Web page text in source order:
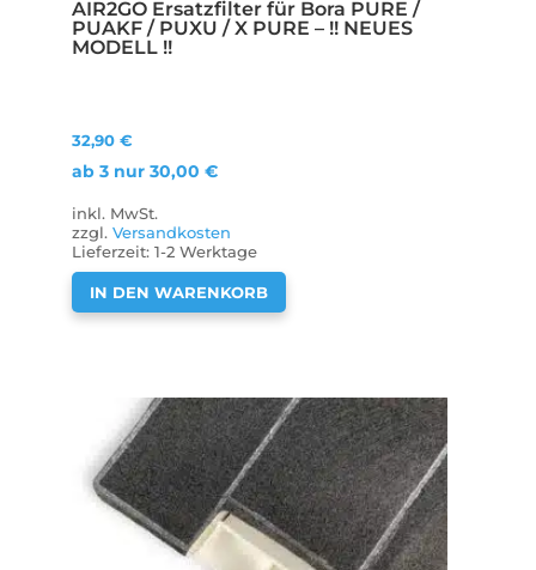
AIR2GO Ersatzfilter für Bora PURE /
PUAKF / PUXU / X PURE – !! NEUES
MODELL !!
32,90 €
ab 3 nur 30,00 €
inkl. MwSt.
zzgl. Versandkosten
Lieferzeit: 1-2 Werktage
IN DEN WARENKORB